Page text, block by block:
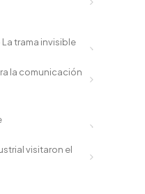
trama invisible
la comunicación
visitaron el